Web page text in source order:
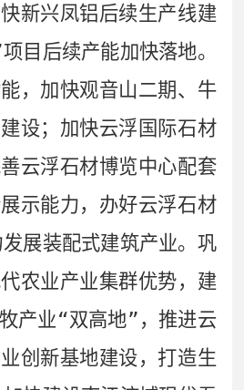
新兴凤铝后续生产线建
项目后续产能加快落地。
，加快观音山二期、牛
设；加快云浮国际石材
云浮石材博览中心配套
示能力，办好云浮石材
发展装配式建筑产业。巩
农业产业集群优势，建
产业“双高地” ，推进云
创新基地建设，打造生